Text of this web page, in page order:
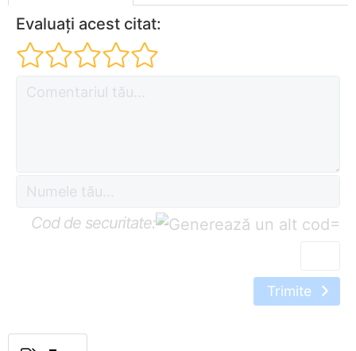
Evaluați acest citat:
Cod de securitate: =
Trimite